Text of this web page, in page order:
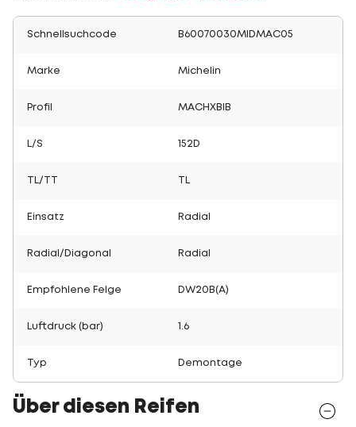
Schnellsuchcode B60070030MIDMAC05
Marke Michelin
Profil MACHXBIB
L/S 152D
TL/TT
Einsatz Radial
Radial/Diagonal Radial
Empfohlene Felge DW20B(A)
Luftdruck (bar) 1.6
Typ Demontage
Über diesen Reifen